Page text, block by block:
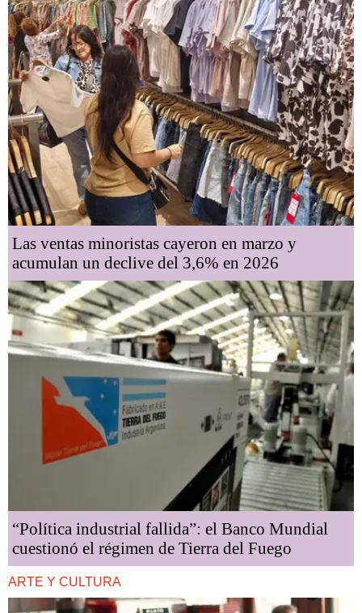
Las ventas minoristas cayeron en marzo y
acumulan un declive del 3,6% en 2026
“Política industrial fallida”: el Banco Mundial
cuestionó el régimen de Tierra del Fuego
ARTE Y CULTURA